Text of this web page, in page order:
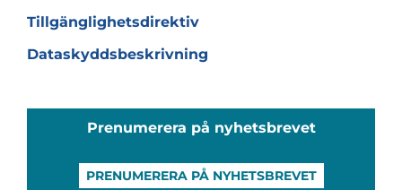
Tillgänglighetsdirektiv
Dataskyddsbeskrivning
Prenumerera på nyhetsbrevet
PRENUMERERA PÅ NYHETSBREVET